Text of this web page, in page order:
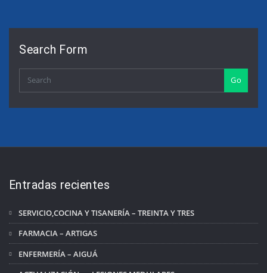
entradas
Search Form
Go
Entradas recientes
SERVICIO,COCINA Y TISANERÍA – TREINTA Y TRES
FARMACIA – ARTIGAS
ENFERMERÍA – AIGUÁ